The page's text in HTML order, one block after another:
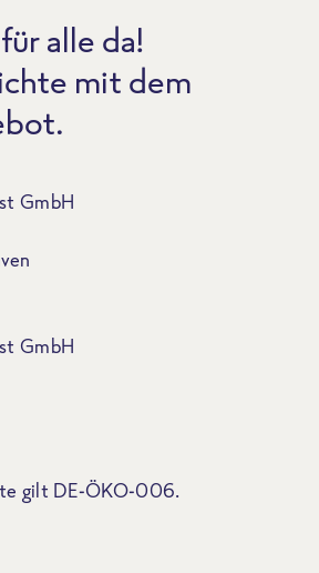
alle da!
mit dem
GmbH
GmbH
gilt DE-ÖKO-006.